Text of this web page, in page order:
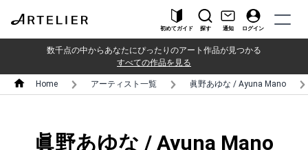
初めてガイド 探す 通知 ログイン
数千点の中からあなたにぴったりのアート作品が見つかる
すべての作品を見る
Home アーティスト一覧 眞野あゆな / Ayuna Mano
眞野あゆな / Ayuna Mano